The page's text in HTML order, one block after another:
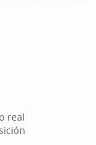
real